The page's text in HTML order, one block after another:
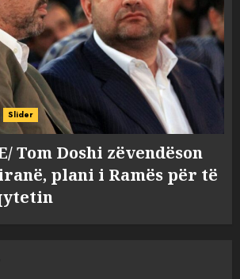
Slider
Tom Doshi zëvendëson
plani i Ramës për të